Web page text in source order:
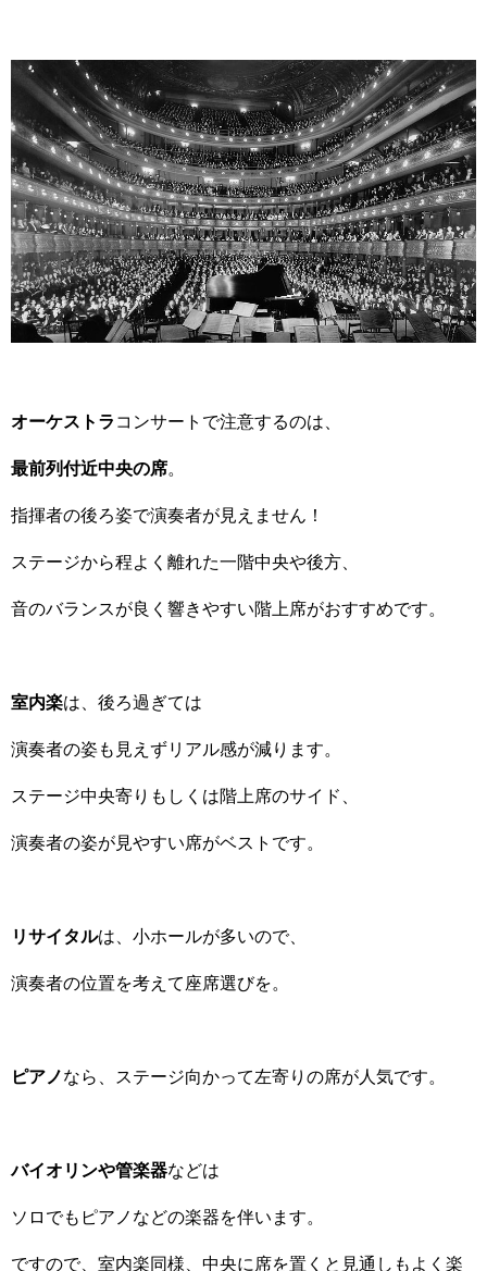
オーケストラ コンサートで注意するのは、
最前列付近中央の席。
指揮者の後ろ姿で演奏者が見えません！
ステージから程よく離れた一階中央や後方、
音のバランスが良く響きやすい階上席がおすすめです。
室内楽は、後ろ過ぎては
演奏者の姿も見えずリアル感が減ります。
ステージ中央寄りもしくは階上席のサイド、
演奏者の姿が見やすい席がベストです。
リサイタルは、小ホールが多いので、
演奏者の位置を考えて座席選びを。
ピアノなら、ステージ向かって左寄りの席が人気です。
バイオリンや管楽器などは
ソロでもピアノなどの楽器を伴います。
ですので、室内楽同様、中央に席を置くと見通しもよく楽